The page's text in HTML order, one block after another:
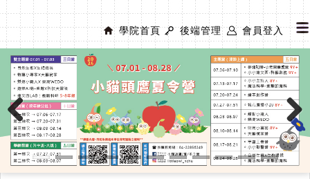
學院首頁 後端管理 會員登入
Previous Next